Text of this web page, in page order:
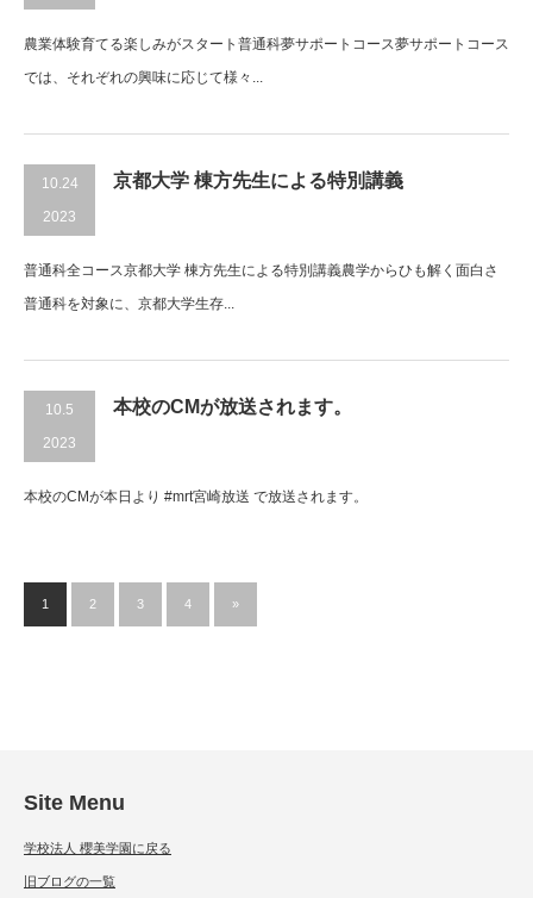
農業体験育てる楽しみがスタート普通科夢サポートコース夢サポートコース
では、それぞれの興味に応じて様々...
10.24
2023
京都大学 棟方先生による特別講義
普通科全コース京都大学 棟方先生による特別講義農学からひも解く面白さ
普通科を対象に、京都大学生存...
10.5
2023
本校のCMが放送されます。
本校のCMが本日より #mrt宮崎放送 で放送されます。
1 2 3 4 »
Site Menu
学校法人 櫻美学園に戻る
旧ブログの一覧